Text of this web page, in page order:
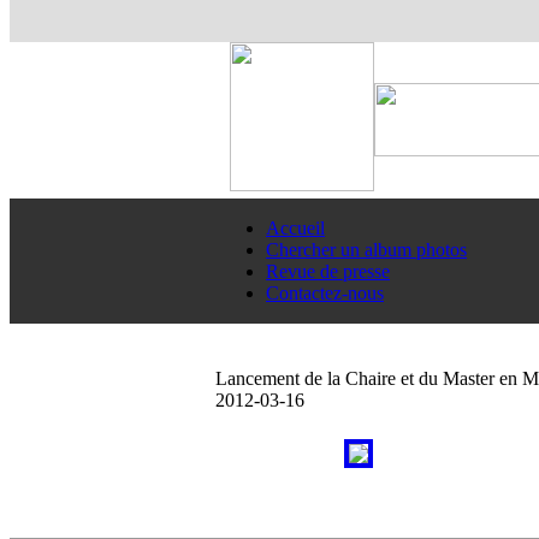
Accueil
Chercher un album photos
Revue de presse
Contactez-nous
Lancement de la Chaire et du Master en
2012-03-16